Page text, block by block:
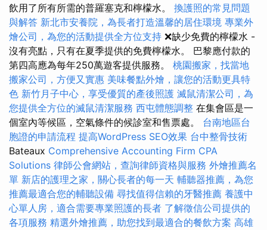
飲用了所有所需的普羅塞克和檸檬水。 換護照的常見問題
與解答 新北市安養院，為長者打造溫馨的居住環境 專業外
燴公司，為您的活動提供全方位支持 ❌缺少免費的檸檬水 -
沒有亮點，只有在夏季提供的免費檸檬水。 巴黎應付款的
第四高應為每年250萬遊客提供服務。 桃園搬家，找當地
搬家公司，方便又實惠 美味餐點外燴，讓您的活動更具特
色 新竹月子中心，享受優質的產後照護 滅鼠清潔公司，為
您提供全方位的滅鼠清潔服務 西屯體態調整 在集會區是一
個室內等候區，空氣條件的候診室和售票處。 台南地區台
胞證的申請流程 提高WordPress SEO效果 台中整骨技術
Bateaux Comprehensive Accounting Firm CPA
Solutions 律師公會網站，查詢律師資格與服務 外燴推薦名
單 新店的護理之家，關心長者的每一天 輔聽器推薦，為您
推薦最適合您的輔聽設備 尋找值得信賴的牙醫推薦 養護中
心單人房，適合需要專業照護的長者 了解徵信公司提供的
各項服務 精選外燴推薦，助您找到最適合的餐飲方案 高雄